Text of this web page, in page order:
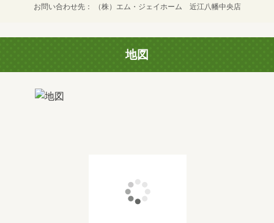
お問い合わせ先 （株）エム・ジェイホーム 近江八幡中央店
地図